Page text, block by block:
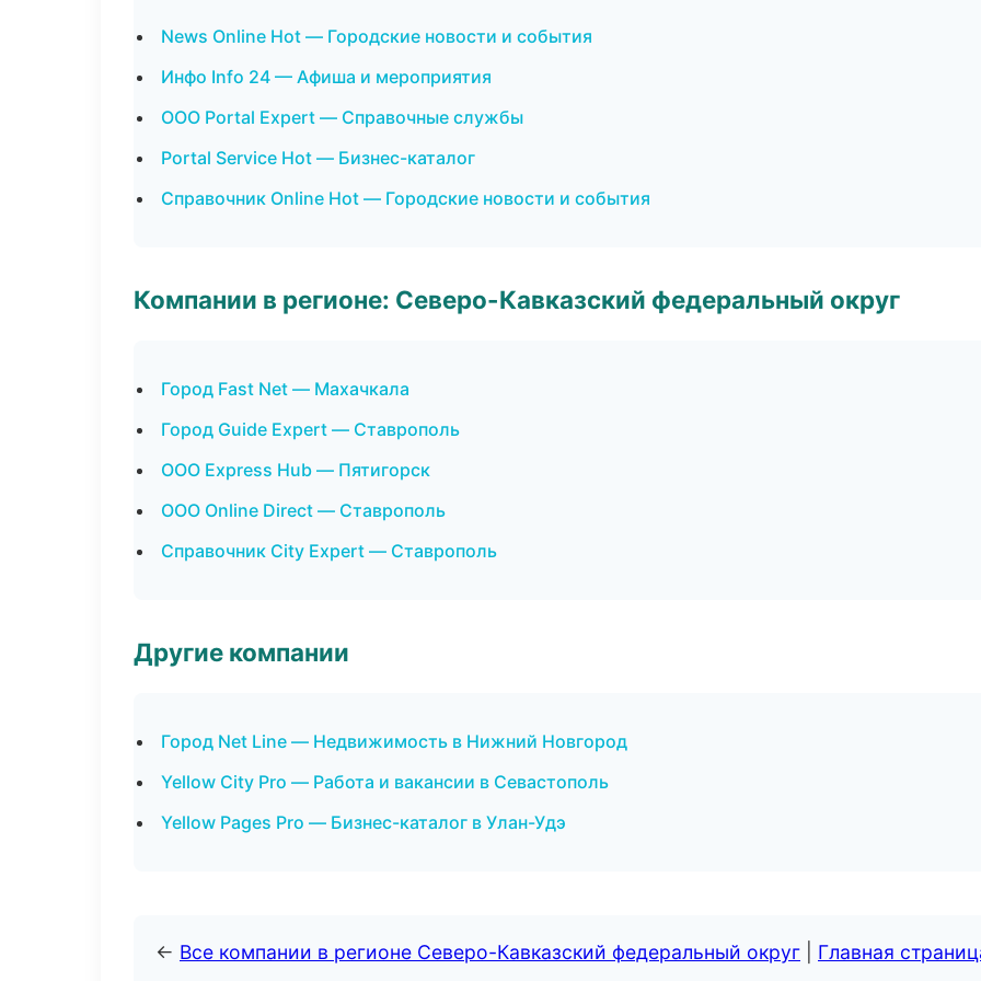
News Online Hot — Городские новости и события
Инфо Info 24 — Афиша и мероприятия
ООО Portal Expert — Справочные службы
Portal Service Hot — Бизнес-каталог
Справочник Online Hot — Городские новости и события
Компании в регионе: Северо-Кавказский федеральный округ
Город Fast Net — Махачкала
Город Guide Expert — Ставрополь
ООО Express Hub — Пятигорск
ООО Online Direct — Ставрополь
Справочник City Expert — Ставрополь
Другие компании
Город Net Line — Недвижимость в Нижний Новгород
Yellow City Pro — Работа и вакансии в Севастополь
Yellow Pages Pro — Бизнес-каталог в Улан-Удэ
← Все компании в регионе Северо-Кавказский федеральный округ Главная